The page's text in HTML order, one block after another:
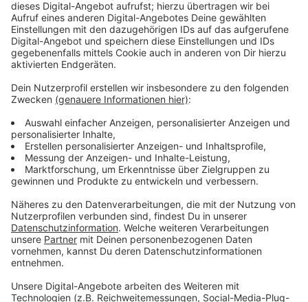
Gründe für die Preisanhebungen
Anzeige
DieStadtverwaltungbegründet die Preisanhebungen
mit dem höheren Mindestlohn sowie den gestiegenen
Kosten für Kraftstoff, Fahrzeuge, Versicherungen und
Reparaturen. Zuletzt wurden die Tarife im Jahr 2015
angepasst. Neben den Preisanpassungen sollen
Taxifahrer in Zukunft auch Kartenzahlungen
akzeptieren müssen.
Anzeige
Weitere Infos und Links zum Thema: